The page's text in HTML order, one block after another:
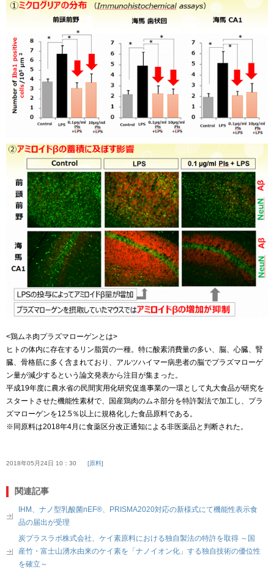
<鶏ムネ肉プラズマローゲンとは>
ヒトの体内に存在するリン脂質の一種。特に酸素消費量の多い、脳、心臓、腎
臓、骨格筋に多く含まれており、アルツハイマー病患者の脳でプラズマローゲ
ン量が減少するという論文発表から注目が集まった。
平成19年度に農水省の民間実用化研究促進事業の一環として丸大食品が研究を
スタートさせた機能性素材で、国産鶏肉のムネ部分を特許製法で加工し、プラ
ズマローゲンを12.5％以上に規格化した食品原料である。
※同原料は2018年4月に食薬区分改正通知による非医薬品と判断された。
2018年05月24日 10：30 原料
関連記事
IHM、ナノ型乳酸菌nEF®、PRISMA2020対応の新様式にて機能性表示食
品の届出が受理
炭プラスラボ株式会社、ケイ素原料における独自製法の特許を取得 ～国
産竹・富士山湧水由来のケイ素を「ナノイオン化」する独自技術の優位性
を確立～